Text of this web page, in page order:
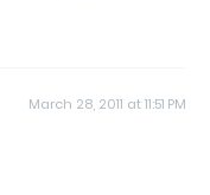
March 28, 2011 at 11:51 PM